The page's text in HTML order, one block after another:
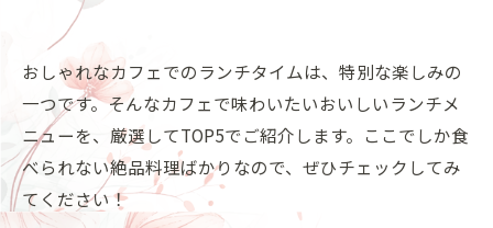
おしゃれなカフェでのランチタイムは、特別な楽しみの
一つです。そんなカフェで味わいたいおいしいランチメ
ニューを、厳選してTOP5でご紹介します。ここでしか食
べられない絶品料理ばかりなので、ぜひチェックしてみ
てください！